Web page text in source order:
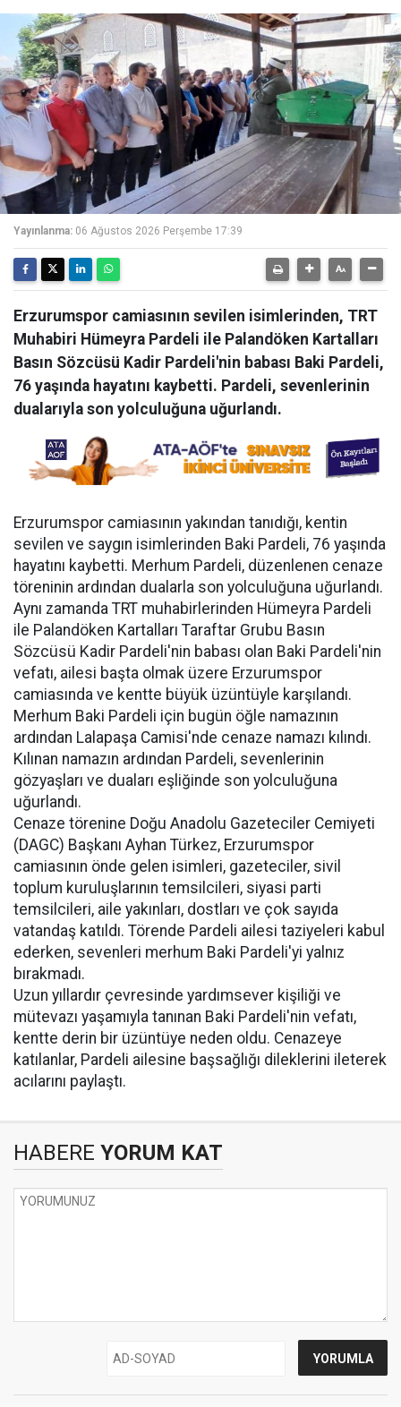
Yayınlanma: 06 Ağustos 2026 Perşembe 17:39
Erzurumspor camiasının sevilen isimlerinden, TRT
Muhabiri Hümeyra Pardeli ile Palandöken Kartalları
Basın Sözcüsü Kadir Pardeli'nin babası Baki Pardeli,
76 yaşında hayatını kaybetti. Pardeli, sevenlerinin
dualarıyla son yolculuğuna uğurlandı.
Erzurumspor camiasının yakından tanıdığı, kentin
sevilen ve saygın isimlerinden Baki Pardeli, 76 yaşında
hayatını kaybetti. Merhum Pardeli, düzenlenen cenaze
töreninin ardından dualarla son yolculuğuna uğurlandı.
Aynı zamanda TRT muhabirlerinden Hümeyra Pardeli
ile Palandöken Kartalları Taraftar Grubu Basın
Sözcüsü Kadir Pardeli'nin babası olan Baki Pardeli'nin
vefatı, ailesi başta olmak üzere Erzurumspor
camiasında ve kentte büyük üzüntüyle karşılandı.
Merhum Baki Pardeli için bugün öğle namazının
ardından Lalapaşa Camisi'nde cenaze namazı kılındı.
Kılınan namazın ardından Pardeli, sevenlerinin
gözyaşları ve duaları eşliğinde son yolculuğuna
uğurlandı.
Cenaze törenine Doğu Anadolu Gazeteciler Cemiyeti
(DAGC) Başkanı Ayhan Türkez, Erzurumspor
camiasının önde gelen isimleri, gazeteciler, sivil
toplum kuruluşlarının temsilcileri, siyasi parti
temsilcileri, aile yakınları, dostları ve çok sayıda
vatandaş katıldı. Törende Pardeli ailesi taziyeleri kabul
ederken, sevenleri merhum Baki Pardeli'yi yalnız
bırakmadı.
Uzun yıllardır çevresinde yardımsever kişiliği ve
mütevazı yaşamıyla tanınan Baki Pardeli'nin vefatı,
kentte derin bir üzüntüye neden oldu. Cenazeye
katılanlar, Pardeli ailesine başsağlığı dileklerini ileterek
acılarını paylaştı.
HABERE YORUM KAT